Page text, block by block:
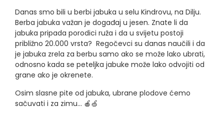
Danas smo bili u berbi jabuka u selu Kindrovu, na Dilju.
Berba jabuka važan je događaj u jesen. Znate li da
jabuka pripada porodici ruža i da u svijetu postoji
približno 20.000 vrsta? Regočevci su danas naučili i da
je jabuka zrela za berbu samo ako se može lako ubrati,
odnosno kada se peteljka jabuke može lako odvojiti od
grane ako je okrenete.
Osim slasne pite od jabuka, ubrane plodove ćemo
sačuvati i za zimu… 🍎🍏